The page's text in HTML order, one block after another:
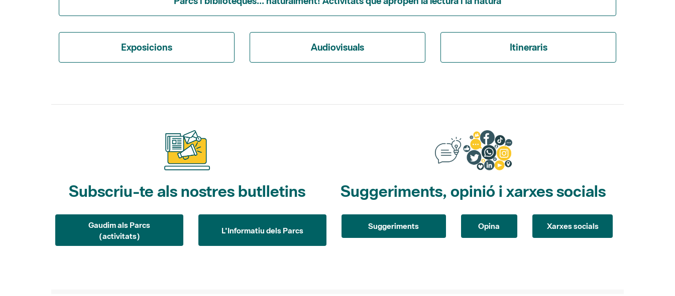
Exposicions Audiovisuals Itineraris
Subscriu-te als nostres butlletins
Gaudim als Parcs
(activitats)
L'Informatiu dels Parcs
Suggeriments, opinió i xarxes socials
Suggeriments Opina Xarxes socials